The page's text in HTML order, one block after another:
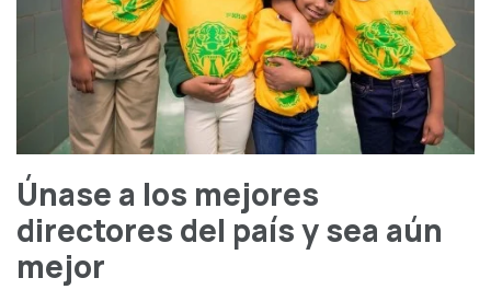
Únase a los mejores
directores del país y sea aún
mejor